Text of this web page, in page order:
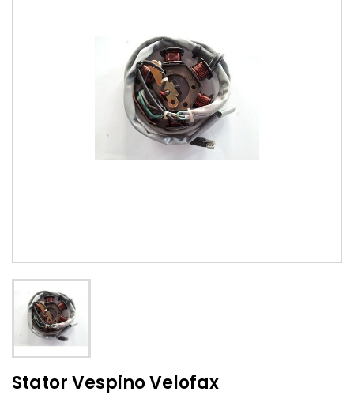
Stator Vespino Velofax